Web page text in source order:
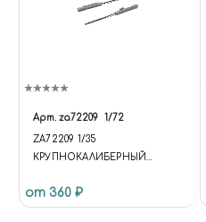
Арт. za72209 1/72
ZA72209 1/35
КРУПНОКАЛИБЕРНЫЙ
от 360 ₽